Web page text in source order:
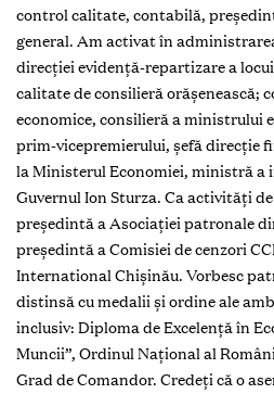
control calitate, contabilă,
general. Am activat în
direcției evidență-repartizare a
calitate de consilieră orășenească;
economice, consilieră a ministrului
prim-vicepremierului, șefă direcție
la Ministerul Economiei, ministră a
Guvernul Ion Sturza. Ca activități
președintă a Asociației patronale
președintă a Comisiei de cenzori
International Chișinău. Vorbesc
distinsă cu medalii și ordine ale
inclusiv: Diploma de Excelență în
Muncii”, Ordinul Național al
Grad de Comandor. Credeți că o